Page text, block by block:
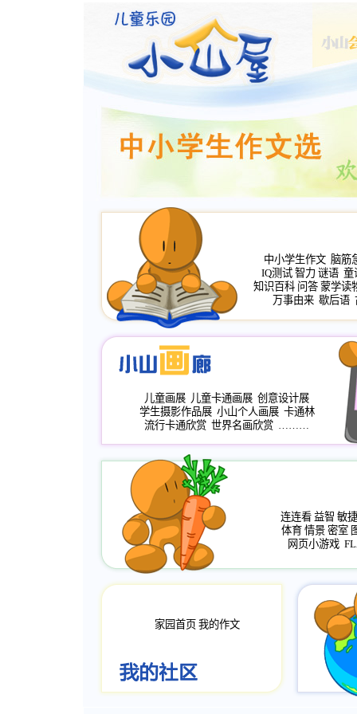
中小学生作文 脑筋
IQ测试 智力 谜语 童
知识百科 问答 蒙学读
万事由来 歇后语
儿童画展 儿童卡通画展 创意设计展
学生摄影作品展 小山个人画展 卡通林
流行卡通欣赏 世界名画欣赏 ………
连连看 益智 敏捷
体育 情景 密室
网页小游戏
家园首页 我的作文